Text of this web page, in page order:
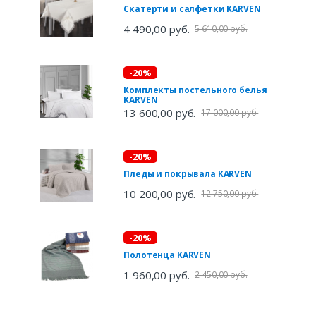
Скатерти и салфетки KARVEN
4 490,00 руб. 5 610,00 руб.
-20%
Комплекты постельного белья
KARVEN
13 600,00 руб. 17 000,00 руб.
-20%
Пледы и покрывала KARVEN
10 200,00 руб. 12 750,00 руб.
-20%
Полотенца KARVEN
1 960,00 руб. 2 450,00 руб.